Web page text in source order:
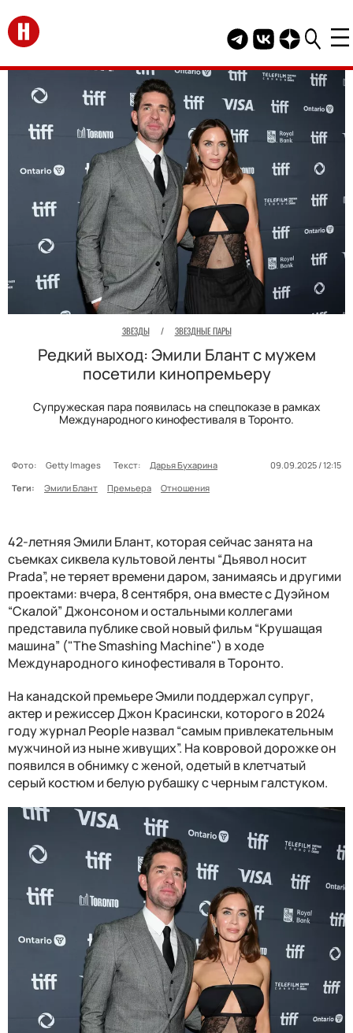
Перейти на главную
Telegram канал
Группа HELLO
Канал
ЗВЕЗДЫ / ЗВЕЗДНЫЕ ПАРЫ
Редкий выход: Эмили Блант с мужем
посетили кинопремьеру
Супружеская пара появилась на спецпоказе в рамках
Международного кинофестиваля в Торонто.
Фото: Getty Images Текст: Дарья Бухарина
09.09.2025 / 12:15
Теги:
Эмили Блант Премьера Отношения
42-летняя Эмили Блант, которая сейчас занята на
съемках сиквела культовой ленты “Дьявол носит
Prada”, не теряет времени даром, занимаясь и другими
проектами: вчера, 8 сентября, она вместе с Дуэйном
“Скалой” Джонсоном и остальными коллегами
представила публике свой новый фильм “Крушащая
машина” ("The Smashing Machine") в ходе
Международного кинофестиваля в Торонто.
На канадской премьере Эмили поддержал супруг,
актер и режиссер Джон Красински, которого в 2024
году журнал People назвал “самым привлекательным
мужчиной из ныне живущих”. На ковровой дорожке он
появился в обнимку с женой, одетый в клетчатый
серый костюм и белую рубашку с черным галстуком.